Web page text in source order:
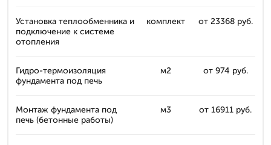
Установка теплообменника и
подключение к системе
отопления
комплект от 23368 руб.
Гидро-термоизоляция
фундамента под печь
м2 от 974 руб.
Монтаж фундамента под
печь (бетонные работы)
м3 от 16911 руб.